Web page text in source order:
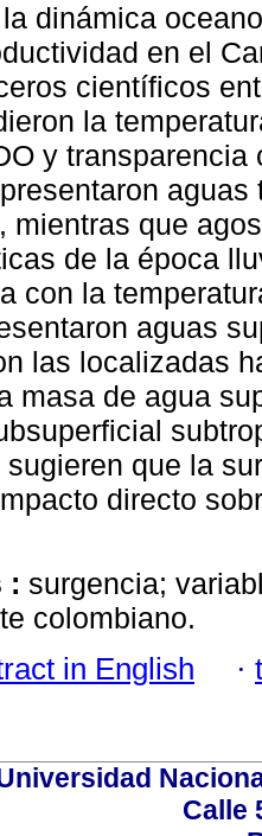
dinámica
en el
científicos
la
y
mientras que
de la época
con la
aguas
las localizadas
masa de agua
sugieren que la
directo
: surgencia;
colombiano.
in English ·
Calle